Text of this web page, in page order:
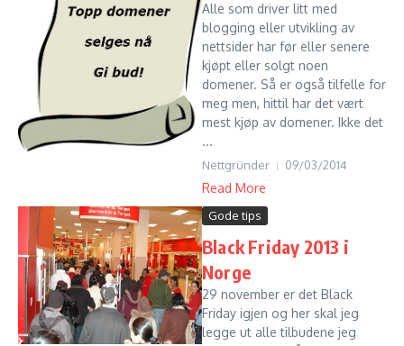
Alle som driver litt med
blogging eller utvikling av
nettsider har før eller senere
kjøpt eller solgt noen
domener. Så er også tilfelle for
meg men, hittil har det vært
mest kjøp av domener. Ikke det
...
Nettgründer 09/03/2014
Read More
Gode tips
Black Friday 2013 i
Norge
29 november er det Black
Friday igjen og her skal jeg
legge ut alle tilbudene jeg